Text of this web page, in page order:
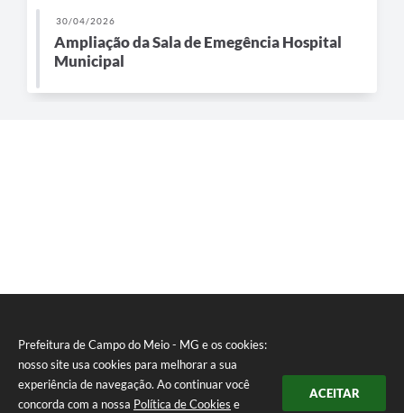
Prefeitura de Campo do Meio - MG e os cookies:
nosso site usa cookies para melhorar a sua
experiência de navegação. Ao continuar você
concorda com a nossa Política de Cookies e
ACEITAR
30/04/2026
Ampliação da Sala de Emegência Hospital
Municipal